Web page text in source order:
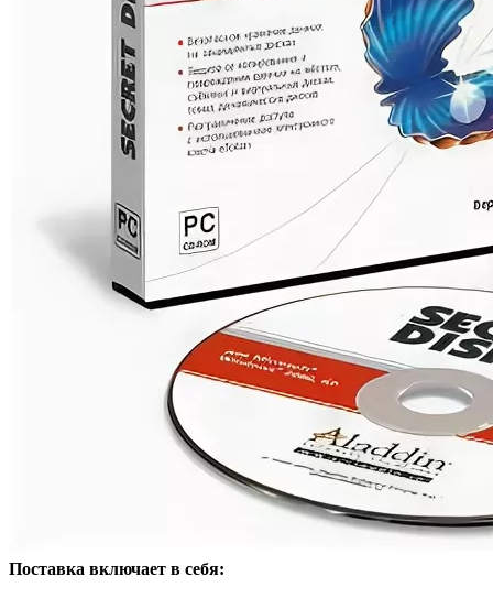
Поставка включает в себя: